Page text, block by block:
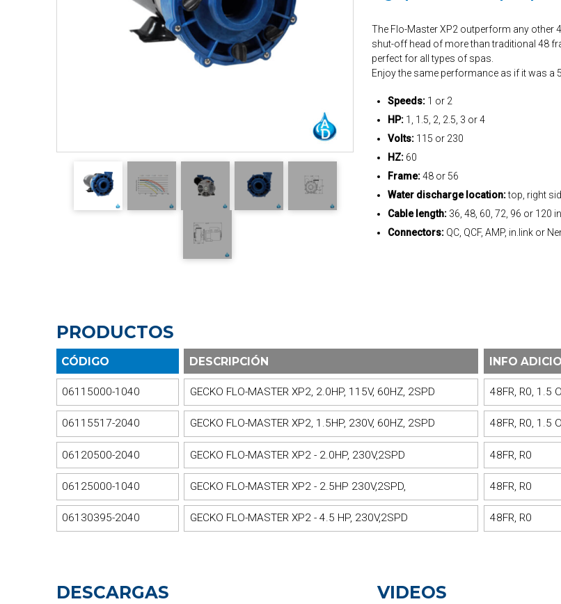
The Flo-Master XP2 outperform any other
shut-off head of more than traditional 48
perfect for all types of spas.
Enjoy the same performance as if it was a
Speeds:1 or 2
HP:1, 1.5, 2, 2.5, 3 or 4
Volts:115 or 230
HZ: 60
Frame:48 or 56
Water discharge location:top, right
Cable length:36, 48, 60, 72, 96 or 120
Connectors:QC, QCF, AMP, in.link or
PRODUCTOS
CÓDIGO DESCRIPCIÓN INFO
06115000-1040 GECKO FLO-MASTER XP2, 2.0HP, 115V, 60HZ, 2SPD 48FR, R0, 1.5
06115517-2040 GECKO FLO-MASTER XP2, 1.5HP, 230V, 60HZ, 2SPD 48FR, R0, 1.5
06120500-2040 GECKO FLO-MASTER XP2 - 2.0HP, 230V,2SPD 48FR, R0
06125000-1040 GECKO FLO-MASTER XP2 - 2.5HP 230V,2SPD, 48FR, R0
06130395-2040 GECKO FLO-MASTER XP2 - 4.5 HP, 230V,2SPD 48FR, R0
DESCARGAS VIDEOS